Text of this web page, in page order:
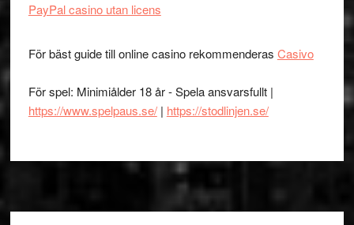
PayPal casino utan licens
För bäst guide till online casino rekommenderas Casivo
För spel: Minimiålder 18 år - Spela ansvarsfullt |
https://www.spelpaus.se/| https://stodlinjen.se/